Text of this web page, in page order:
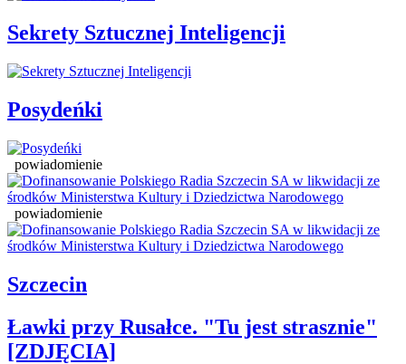
Sekrety Sztucznej Inteligencji
Posydeńki
powiadomienie
powiadomienie
Szczecin
Ławki przy Rusałce. "Tu jest strasznie"
[ZDJĘCIA]